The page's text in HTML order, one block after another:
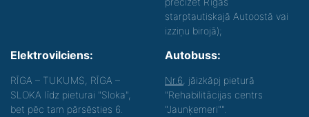
starptautiskajā Autoostā vai
izziņu birojā);
Elektrovilciens:
RĪGA – TUKUMS, RĪGA –
SLOKA līdz pieturai "Sloka",
bet pēc tam pārsēsties 6.
Autobuss:
Nr.6 , jāizkāpj pieturā
"Rehabilitācijas centrs
"Jaunķemeri"".